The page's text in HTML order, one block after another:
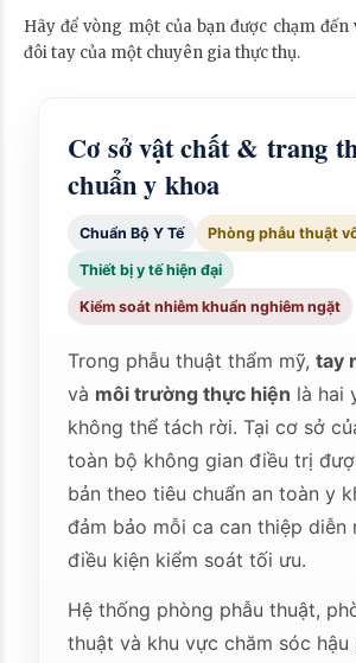
Hãy để vòng một của bạn được chạm
đôi tay của một chuyên gia thực thụ.
Cơ sở vật chất & trang
chuẩn y khoa
Chuẩn Bộ Y Tế Phòng phẫu thuật
Thiết bị y tế hiện đại
Kiểm soát nhiễm khuẩn nghiêm ngặt
Trong phẫu thuật thẩm mỹ,tay
và môi trường thực hiện là hai
không thể tách rời. Tại cơ sở
toàn bộ không gian điều trị
bản theo tiêu chuẩn an toàn y
đảm bảo mỗi ca can thiệp diễn
điều kiện kiểm soát tối ưu.
Hệ thống phòng phẫu thuật,
thuật và khu vực chăm sóc hậu